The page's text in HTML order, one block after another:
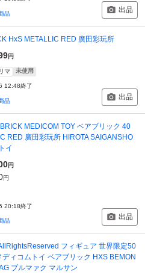
品 出品
HxS METALLIC RED 廣田彩玩所
円
マ 未使用
12:48終了
品 出品
MEDICOM TOY ベアブリック 40
RED 廣田彩玩所 HIROTA SAIGANSHO
イ
円
円
20:18終了
品 出品
フィギュア 世界限定50
ディコムトイ ベアブリック HXS BEMON
ブルマァク マルサン